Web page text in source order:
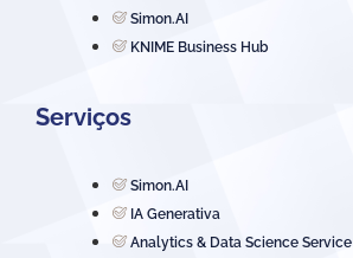
Simon.AI
KNIME Business Hub
Serviços
Simon.AI
IA Generativa
Analytics & Data Science Service